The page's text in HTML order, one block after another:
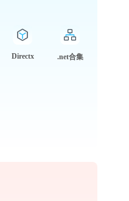
Directx .net合集